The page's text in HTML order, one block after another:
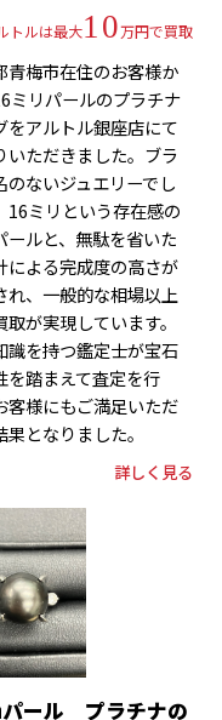
トルは最大10万円で買取
青梅市在住のお客様か
ミリパールのプラチナ
をアルトル銀座店にて
いただきました。ブラ
のないジュエリーでし
16ミリという存在感の
ールと、無駄を省いた
による完成度の高さが
れ、一般的な相場以上
取が実現しています。
識を持つ鑑定士が宝石
を踏まえて査定を行
客様にもご満足いただ
果となりました。
詳しく見る
ール プラチナの